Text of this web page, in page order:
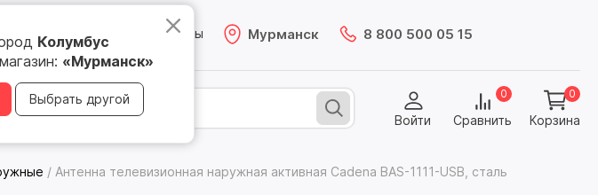
лицам Магазины Мурманск
Колумбус
«Мурманск»
Выбрать другой
8 800 500 05 15
Войти Сравнить
0
Корзина
0
/ Антенна телевизионная наружная активная Cadena BAS-1111-USB, сталь